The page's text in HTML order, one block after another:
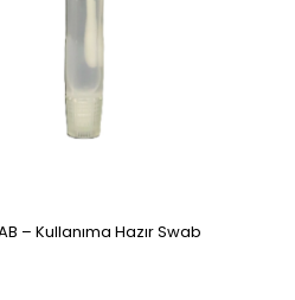
– Kullanıma Hazır Swab